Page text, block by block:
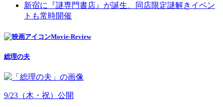
新宿に『謎専門書店』が誕生、同店限定謎解きイベン
トも常時開催
Movie-Review
総理の夫
9/23（木・祝）公開